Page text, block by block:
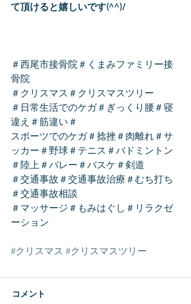
て頂けると嬉しいです(^^)/
＃西尾市接骨院＃くまみファミリー接
骨院
＃クリスマス＃クリスマスツリー
＃日常生活でのケガ＃ぎっくり腰＃寝
違え＃筋違い＃
スポーツでのケガ＃捻挫＃肉離れ＃サ
ッカー＃野球＃テニス＃バドミントン
＃陸上＃バレー＃バスケ＃剣道
＃交通事故＃交通事故治療＃むち打ち
＃交通事故相談
＃マッサージ＃もみはぐし＃リラクゼ
ーション
#クリスマス #クリスマスツリー
コメント